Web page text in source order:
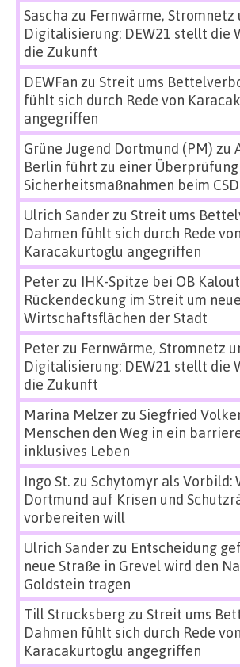
Sascha zu Fernwärme, Stromnetz
Digitalisierung: DEW21 stellt die
die Zukunft
DEWFan zu Streit ums
fühlt sich durch Rede von
angegriffen
Grüne Jugend Dortmund (PM) zu
Berlin führt zu einer
Sicherheitsmaßnahmen beim
Ulrich Sanderzu Streit ums
Dahmen fühlt sich durch Rede von
Karacakurtoglu angegriffen
Peterzu IHK-Spitze bei OB
Rückendeckung im Streit um neue
Wirtschaftsflächen der Stadt
Peterzu Fernwärme, Stromnetz
Digitalisierung: DEW21 stellt die
die Zukunft
Marina Melzerzu Siegfried
Menschen den Weg in ein
inklusives Leben
Ingo St.zu Schytomyr als Vorbild:
Dortmund auf Krisen und
vorbereiten will
Ulrich Sanderzu Entscheidung
neue Straße in Grevel wird den
Goldstein tragen
Till Strucksbergzu Streit ums
Dahmen fühlt sich durch Rede von
Karacakurtoglu angegriffen